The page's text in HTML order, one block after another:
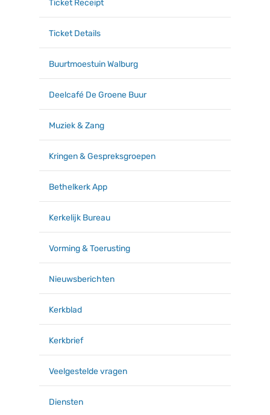
Ticket Receipt
Ticket Details
Buurtmoestuin Walburg
Deelcafé De Groene Buur
Muziek & Zang
Kringen & Gespreksgroepen
Bethelkerk App
Kerkelijk Bureau
Vorming & Toerusting
Nieuwsberichten
Kerkblad
Kerkbrief
Veelgestelde vragen
Diensten